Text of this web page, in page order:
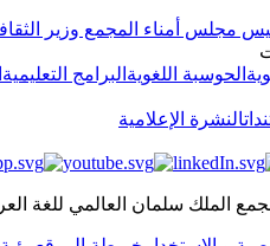
مجلس أمناء المجمع وزير
الحوسبة اللغوية البرامج التعليمية
النشرة الإعلامية
الملك سلمان العالمي للغة